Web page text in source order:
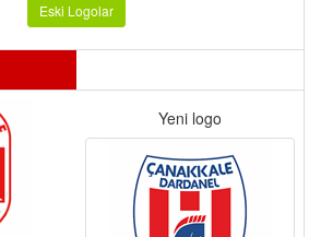
Eski Logolar
Yeni logo